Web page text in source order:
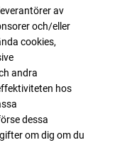
av
och/eller
cookies,
andra
hos
dessa
om dig om du